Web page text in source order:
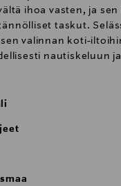
ihoa vasten, ja
taskut.
valinnan koti-
nautiskeluun